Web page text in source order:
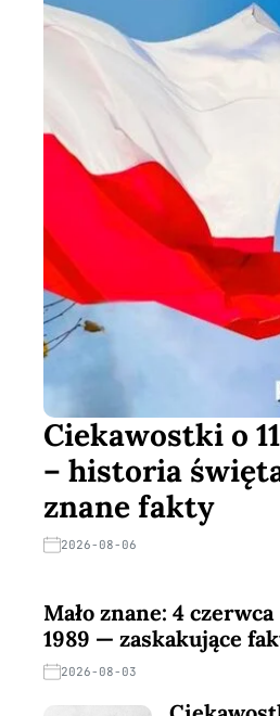
Ciekawostki o
– historia
znane fakty
2026-08-06
Mało znane: 4 czerwca
1989 — zaskakujące
2026-08-03